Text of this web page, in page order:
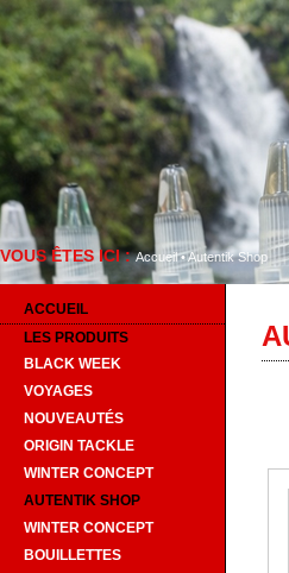
VOUS ÊTES ICI :Accueil•Autentik Shop
ACCUEIL
LES PRODUITS
BLACK WEEK
VOYAGES
NOUVEAUTÉS
ORIGIN TACKLE
WINTER CONCEPT
AUTENTIK SHOP
WINTER CONCEPT
BOUILLETTES